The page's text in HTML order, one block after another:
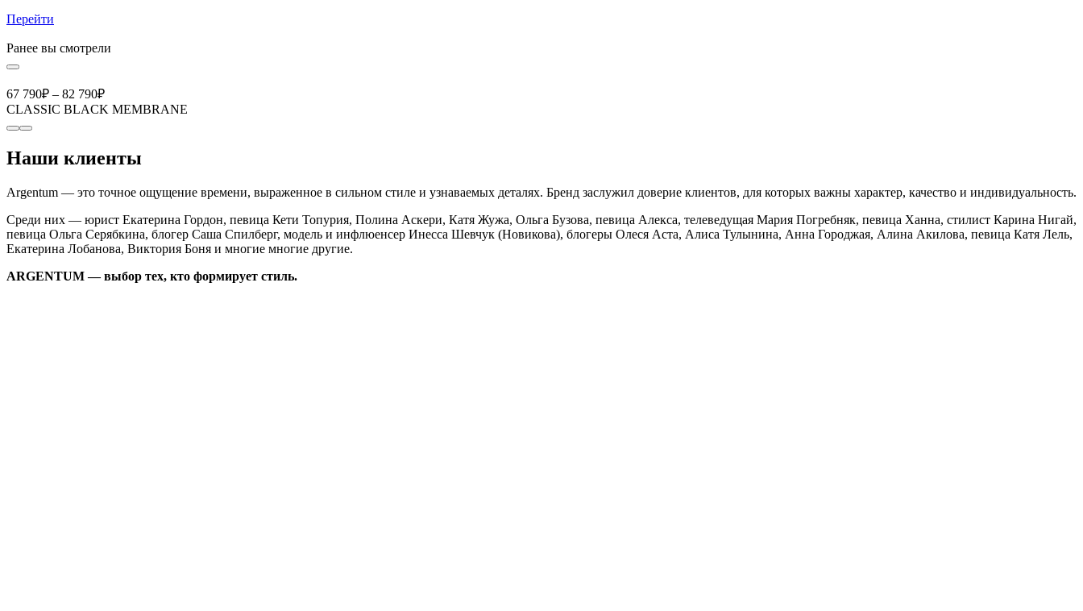
Перейти
Ранее вы смотрели
67 790₽ – 82 790₽
CLASSIC BLACK MEMBRANE
Наши клиенты
Argentum — это точное ощущение времени, выраженное в сильном стиле и узнаваемых деталях. Бренд заслужил доверие клиентов, для которых важны характер, качество и индивидуальность.
Среди них — юрист Екатерина Гордон, певица Кети Топурия, Полина Аскери, Катя Жужа, Ольга Бузова, певица Алекса, телеведущая Мария Погребняк, певица Ханна, стилист Карина Нигай,
певица Ольга Серябкина, блогер Саша Спилберг, модель и инфлюенсер Инесса Шевчук (Новикова), блогеры Олеся Аста, Алиса Тулынина, Анна Городжая, Алина Акилова, певица Катя Лель,
Екатерина Лобанова, Виктория Боня и многие многие другие.
ARGENTUM — выбор тех, кто формирует стиль.